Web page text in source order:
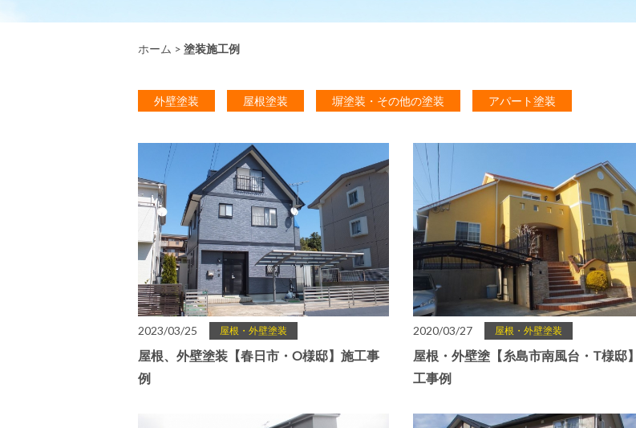
ホーム > 塗装施工例
外壁塗装 屋根塗装 塀塗装・その他の塗装 アパート塗装
2023/03/25 屋根・外壁塗装
屋根、外壁塗装【春日市・O様邸】施工事
例
2020/03/27 屋根・外壁塗装
屋根・外壁塗【糸島市南風台・T様邸
工事例